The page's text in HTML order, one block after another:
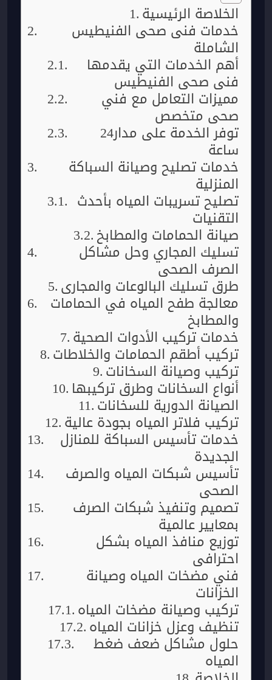
الخلاصة الرئيسية
خدمات فنى صحى الفنيطيس
الشاملة
أهم الخدمات التي يقدمها
فني صحي الفنيطيس
مميزات التعامل مع فني
صحي متخصص
توفر الخدمة على مدار24
ساعة
خدمات تصليح وصيانة السباكة
المنزلية
تصليح تسريبات المياه بأحدث
التقنيات
صيانة الحمامات والمطابخ
تسليك المجاري وحل مشاكل
الصرف الصحي
طرق تسليك البالوعات والمجاري
معالجة طفح المياه في الحمامات
والمطابخ
خدمات تركيب الأدوات الصحية
تركيب أطقم الحمامات والخلاطات
تركيب وصيانة السخانات
أنواع السخانات وطرق تركيبها
الصيانة الدورية للسخانات
تركيب فلاتر المياه بجودة عالية
خدمات تأسيس السباكة للمنازل
الجديدة
تأسيس شبكات المياه والصرف
الصحي
تصميم وتنفيذ شبكات الصرف
بمعايير عالمية
توزيع منافذ المياه بشكل
احترافي
فني مضخات المياه وصيانة
الخزانات
تركيب وصيانة مضخات المياه
تنظيف وعزل خزانات المياه
حلول مشاكل ضعف ضغط
المياه